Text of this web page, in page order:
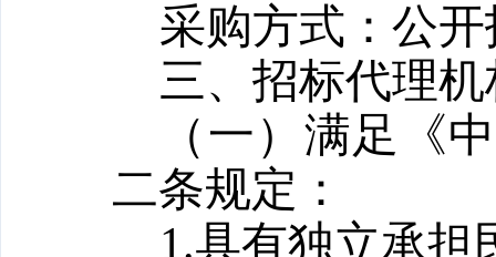
采购方式：公
三、 招标代理机
（一）满足《
二条规定：
1.具有独立承担